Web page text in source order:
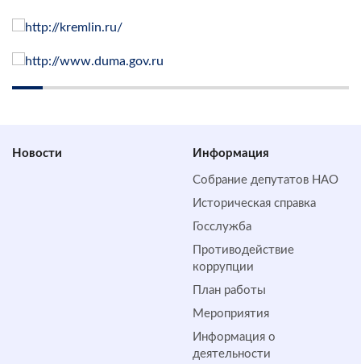
Новости Информация
Собрание депутатов НАО
Историческая справка
Госслужба
Противодействие
коррупции
План работы
Мероприятия
Информация о
деятельности